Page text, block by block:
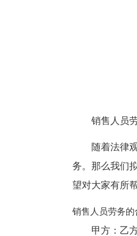
销售人员
随着法律
务。那么我们
望对大家有所帮
销售人员劳务的
甲方：乙